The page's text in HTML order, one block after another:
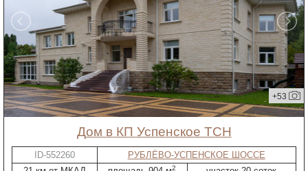
+53
дом в КП Успенское ТСН
ID-552260
РУБЛЁВО-УСПЕНСКОЕ ШОССЕ
2